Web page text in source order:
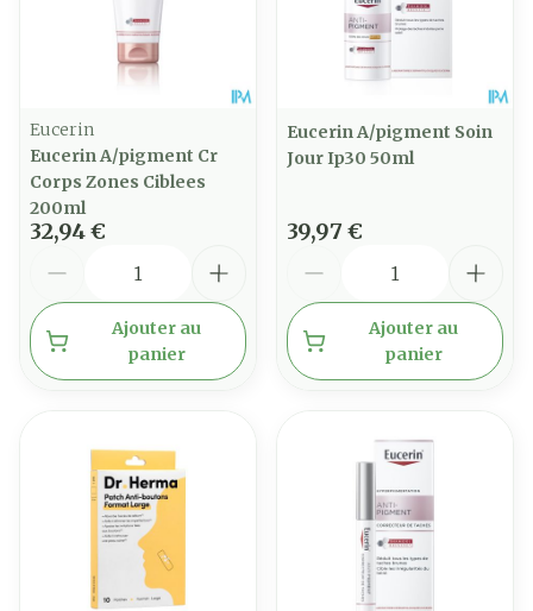
Eucerin
Eucerin A/pigment Cr
Corps Zones Ciblees
200ml
32,94 €
Ajouter au
panier
Eucerin A/pigment Soin
Jour Ip30 50ml
39,97 €
Ajouter au
panier